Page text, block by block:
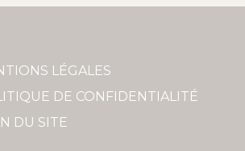
LÉGALES
DE CONFIDENTIALITÉ
DU SITE